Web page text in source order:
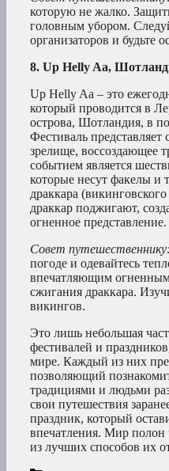
которую не жалко.
головным убором.
организаторов и будьте
8. Up Helly Aa,
Up Helly Aa – это
который проводится в
острова, Шотландия, в
Фестиваль
зрелище, воссоздающее
событием является
которые несут факелы и
драккара
драккар поджигают,
огненное представление.
Совет путешественнику:
погоде и одевайтесь
впечатляющим
сжигания драккара.
викингов.
Это лишь небольшая
фестивалей и
мире. Каждый из них
позволяющий
традициями и людьми
свои путешествия
праздник, который
впечатления. Мир полон
из лучших способов их